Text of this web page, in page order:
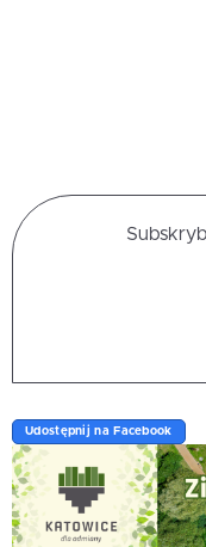
Udostępnij na Facebook